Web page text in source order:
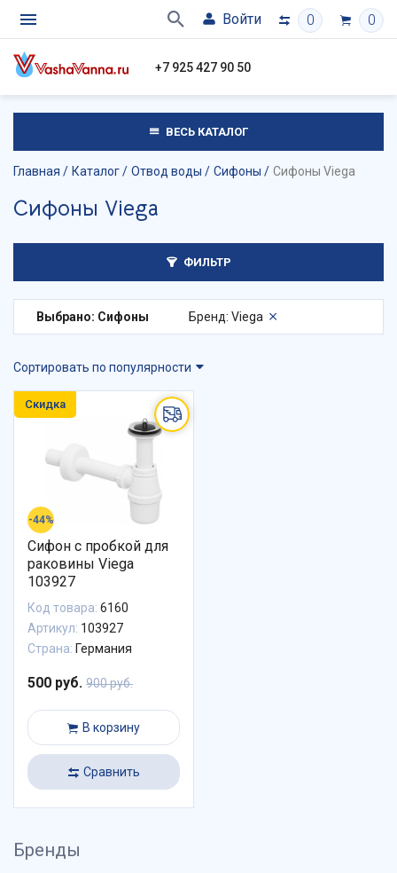
Войти 0 0
+7 925 427 90 50
ВЕСЬ КАТАЛОГ
Главная Каталог Отвод воды Сифоны Сифоны Viega
Сифоны Viega
ФИЛЬТР
Выбрано: Сифоны Бренд: Viega
Сортировать по популярности
Скидка
-44%
Сифон с пробкой для
раковины Viega
103927
Код товара: 6160
Артикул: 103927
Страна: Германия
500 руб. 900 руб.
В корзину
Сравнить
Бренды